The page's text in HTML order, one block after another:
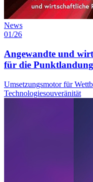
News
01/26
Angewandte und
für die
Umsetzungsmotor für
Technologiesouveränität